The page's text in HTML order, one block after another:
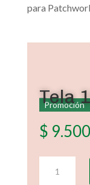
para
Promoción
Tela
$ 9.500
1007